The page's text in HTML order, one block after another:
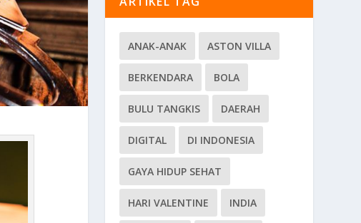
ANAK-ANAK ASTON VILLA
BERKENDARA BOLA
BULU TANGKIS DAERAH
DIGITAL DI INDONESIA
GAYA HIDUP SEHAT
HARI VALENTINE INDIA